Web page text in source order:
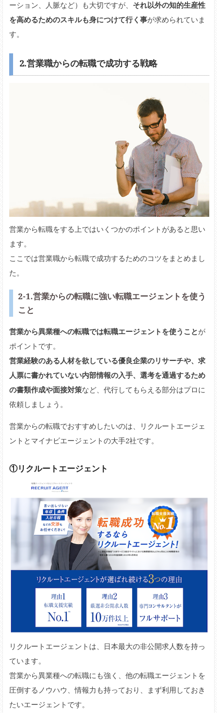
ーション、人脈など）も大切ですが、 それ以外の知的生産性
を高めるためのスキルも身につけて行く事が求められていま
す。
2.営業職からの転職で成功する戦略
営業から転職をする上ではいくつかのポイントがあると思い
ます。
ここでは営業職から転職で成功するためのコツをまとめまし
た。
2-1.営業からの転職に強い転職エージェントを使う
こと
営業から異業種への転職では転職エージェントを使うことが
ポイントです。
営業経験のある人材を欲している優良企業のリサーチや、求
人票に書かれていない内部情報の入手、選考を通過するため
の書類作成や面接対策など、代行してもらえる部分はプロに
依頼しましょう。
営業からの転職でおすすめしたいのは、リクルートエージェ
ントとマイナビエージェントの大手2社です。
①リクルートエージェント
リクルートエージェントは、日本最大の非公開求人数を持っ
ています。
営業から異業種への転職にも強く、他の転職エージェントを
圧倒するノウハウ、情報力も持っており、まず利用しておき
たいエージェントです。